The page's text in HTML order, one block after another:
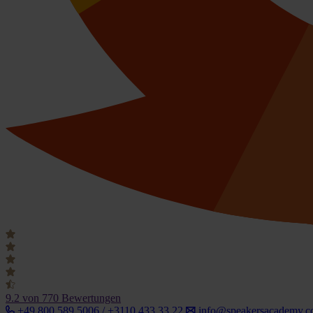
9.2 von 770 Bewertungen
+49 800 589 5006 / +3110 433 33 22